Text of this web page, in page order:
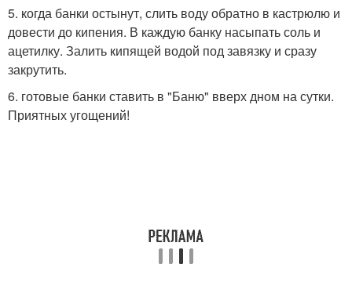
5. когда банки остынут, слить воду обратно в кастрюлю и
довести до кипения. В каждую банку насыпать соль и
ацетилку. Залить кипящей водой под завязку и сразу
закрутить.
6. готовые банки ставить в "Баню" вверх дном на сутки.
Приятных угощений!